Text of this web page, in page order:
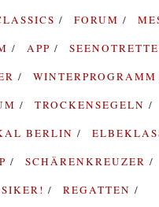
FORUM
APP
WINTERPROGRAMM
TROCKENSEGELN
BERLIN
SCHÄRENKREUZER
REGATTEN